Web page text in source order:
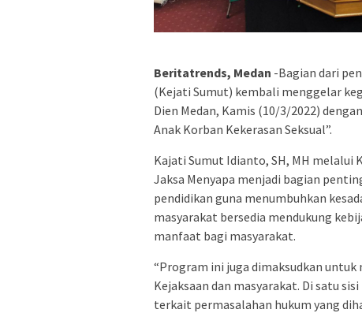
Beritatrends, Medan -Bagian dari
(Kejati Sumut) kembali menggelar
Dien Medan, Kamis (10/3/2022)
Anak Korban Kekerasan Seksual”.
Kajati Sumut Idianto, SH, MH melalui
Jaksa Menyapa menjadi bagian
pendidikan guna menumbuhkan
masyarakat bersedia mendukung
manfaat bagi masyarakat.
“Program ini juga dimaksudkan
Kejaksaan dan masyarakat. Di satu
terkait permasalahan hukum yang